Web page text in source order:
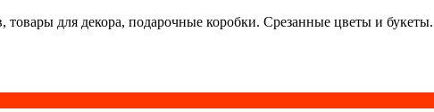
товары для декора, подарочные коробки. Срезанные цветы и